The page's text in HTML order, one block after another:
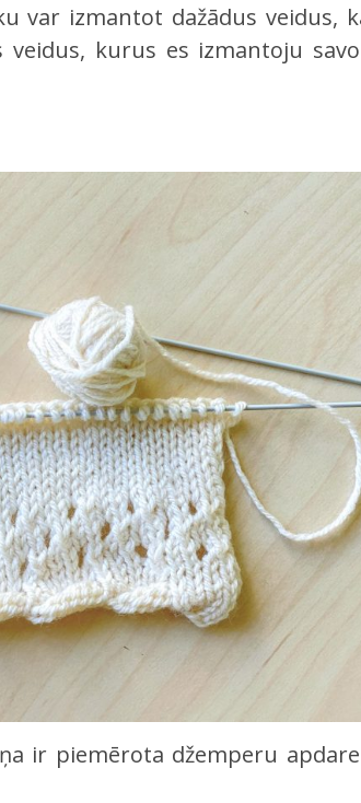
var izmantot dažādus veidus,
kurus es izmantoju
ir piemērota džemperu